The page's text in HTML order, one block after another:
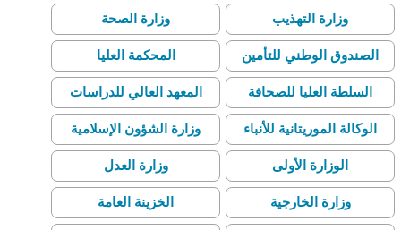
وزارة التهذيب وزارة الصحة
الصندوق الوطني للتأمين
الصحي
المحكمة العليا
السلطة العليا للصحافة
والسمعيات البصرية
المعهد العالي للدراسات
والبحوث الإسلامية
الوكالة الموريتانية للأنباء وزارة الشؤون الإسلامية
الوزارة الأولى وزارة العدل
وزارة الخارجية الخزينة العامة